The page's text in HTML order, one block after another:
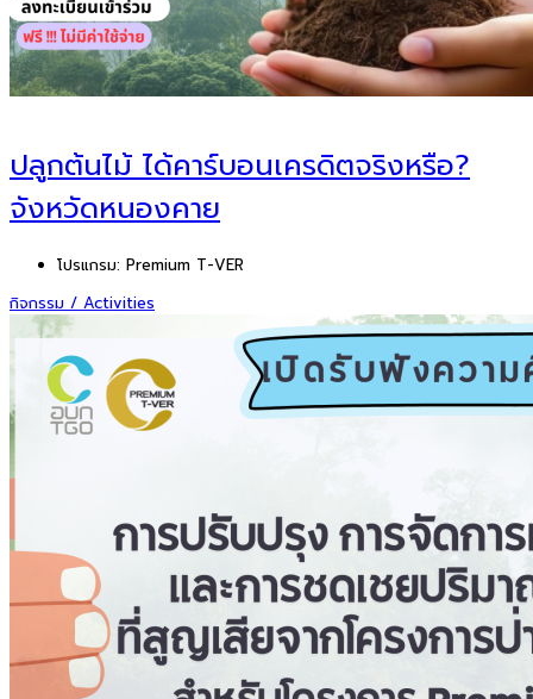
ปลูกต้นไม้ ได้คาร์บอนเครดิตจริงหรือ?
จังหวัดหนองคาย
โปรแกรม: Premium T-VER
กิจกรรม / Activities